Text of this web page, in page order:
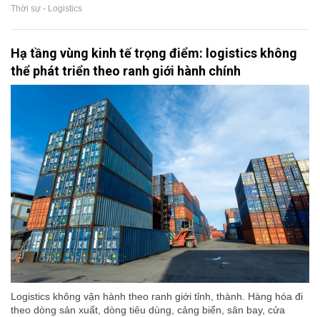
Thời sự - Logistics
Hạ tầng vùng kinh tế trọng điểm: logistics không
thể phát triển theo ranh giới hành chính
Logistics không vận hành theo ranh giới tỉnh, thành. Hàng hóa đi
theo dòng sản xuất, dòng tiêu dùng, cảng biển, sân bay, cửa